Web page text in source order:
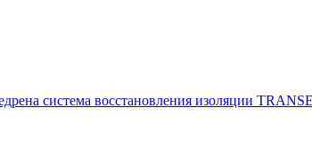
система восстановления изоляции